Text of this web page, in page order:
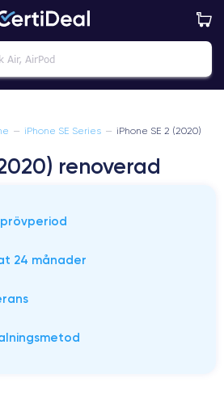
— iPhone SE Series — iPhone SE 2 (2020)
renoverad
24 månader